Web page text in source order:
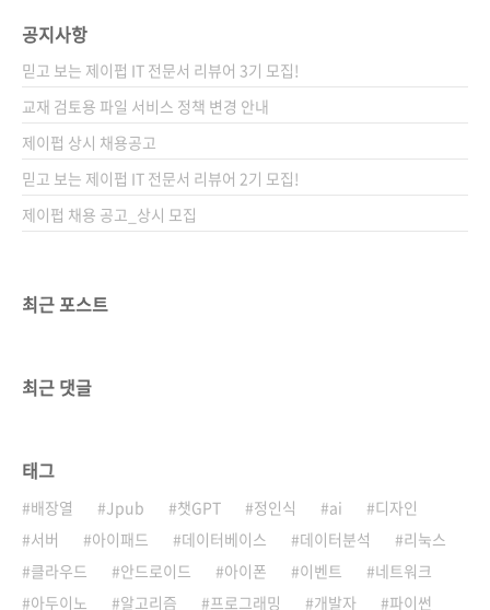
공지사항
믿고 보는 제이펍 IT 전문서 리뷰어 3기 모집!
교재 검토용 파일 서비스 정책 변경 안내
제이펍 상시 채용공고
믿고 보는 제이펍 IT 전문서 리뷰어 2기 모집!
제이펍 채용 공고_상시 모집
최근 포스트
최근 댓글
태그
배장열 Jpub 챗GPT 정인식 ai
디자인
서버
아이패드 데이터베이스 데이터분석
리눅스
클라우드
안드로이드 아이폰 이벤트
네트워크
아두이노
알고리즘 프로그래밍 개발자
파이썬